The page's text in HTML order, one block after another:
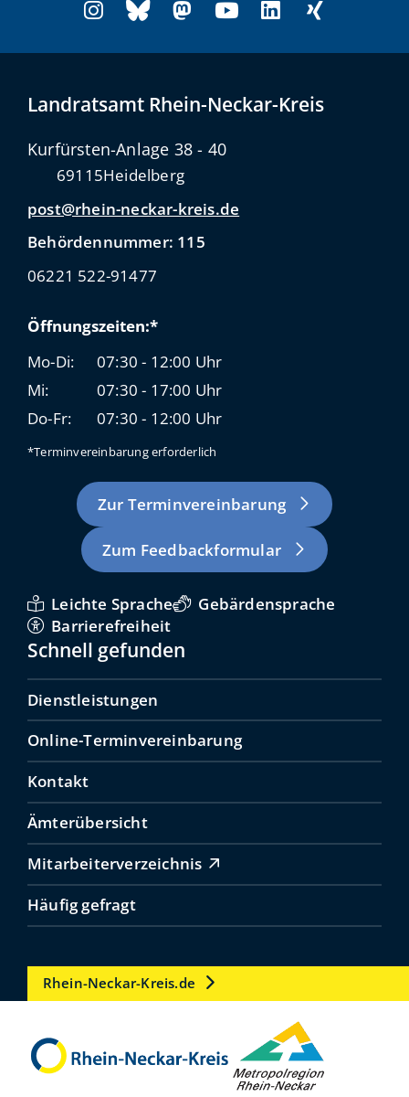
Landratsamt Rhein-Neckar-Kreis
Kurfürsten-Anlage 38 - 40
69115Heidelberg
post@rhein-neckar-kreis.de
Behördennummer: 115
06221 522-91477
Öffnungszeiten:*
Mo-Di:
07:30 - 12:00 Uhr
Mi:
07:30 - 17:00 Uhr
Do-Fr:
07:30 - 12:00 Uhr
*Terminvereinbarung erforderlich
Zur Terminvereinbarung
Zum Feedbackformular
Leichte Sprache
Gebärdensprache
Barrierefreiheit
Schnell gefunden
Dienstleistungen
Online-Terminvereinbarung
Kontakt
Ämterübersicht
Mitarbeiterverzeichnis
Häufig gefragt
Rhein-Neckar-Kreis.de